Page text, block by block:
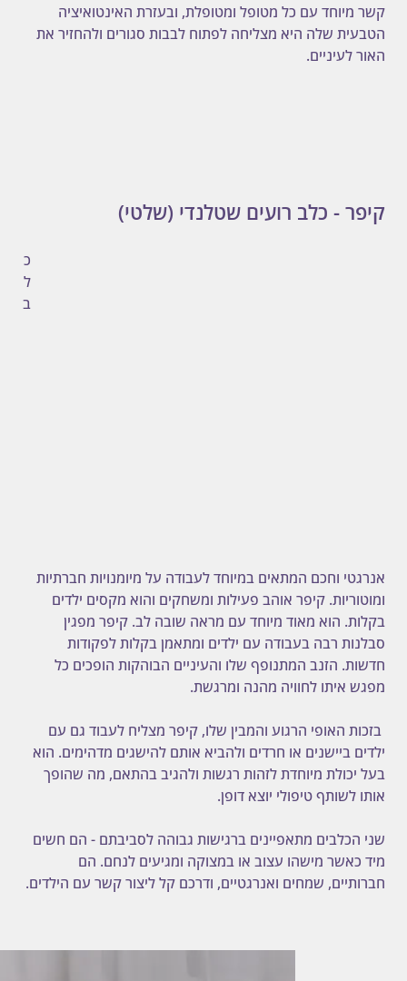
קשר מיוחד עם כל מטופל ומטופלת, ובעזרת האינטואיציה
הטבעית שלה היא מצליחה לפתוח לבבות סגורים ולהחזיר את
האור לעיניים.
קיפר - כלב רועים שטלנדי (שלטי)
כ
ל
ב
אנרגטי וחכם המתאים במיוחד לעבודה על מיומנויות חברתיות
ומוטוריות. קיפר אוהב פעילות ומשחקים והוא מקסים ילדים
בקלות. הוא מאוד מיוחד עם מראה שובה לב. קיפר מפגין
סבלנות רבה בעבודה עם ילדים ומתאמן בקלות לפקודות
חדשות. הזנב המתנופף שלו והעיניים הבוהקות הופכים כל
מפגש איתו לחוויה מהנה ומרגשת.
בזכות האופי הרגוע והמבין שלו, קיפר מצליח לעבוד גם עם
ילדים ביישנים או חרדים ולהביא אותם להישגים מדהימים. הוא
בעל יכולת מיוחדת לזהות רגשות ולהגיב בהתאם, מה שהופך
אותו לשותף טיפולי יוצא דופן.
שני הכלבים מתאפיינים ברגישות גבוהה לסביבתם - הם חשים
מיד כאשר מישהו עצוב או במצוקה ומגיעים לנחם. הם
חברותיים, שמחים ואנרגטיים, ודרכם קל ליצור קשר עם הילדים.